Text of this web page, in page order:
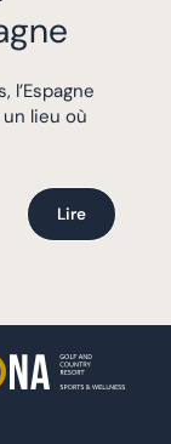
lieu où
Lire